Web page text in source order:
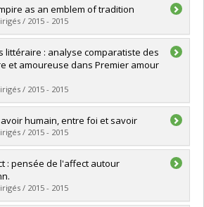
R.
D.
dans Papyrus
as an emblem of tradition
/ 2015 - 2015
Marie
dans Papyrus
littéraire : analyse comparatiste des
et amoureuse dans Premier amour
/ 2015 - 2015
Gabriel
dans Papyrus
humain, entre foi et savoir
/ 2015 - 2015
Christophe
D.
dans Papyrus
: pensée de l'affect autour
/ 2015 - 2015